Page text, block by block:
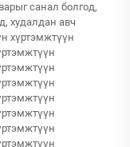
санал болгод,
худалдан авч
хүртэмжтүүн